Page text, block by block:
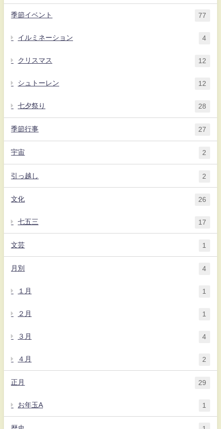
季節イベント 77
イルミネーション 4
クリスマス 12
シュトーレン 12
七夕祭り 28
季節行事 27
宇宙 2
引っ越し 2
文化 26
七五三 17
文芸 1
月別 4
１月 1
２月 1
３月 4
４月 2
正月 29
お年玉A 1